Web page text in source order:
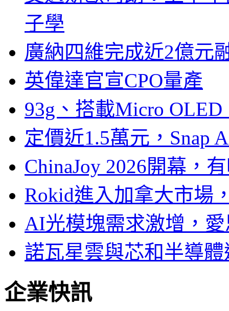
子學
廣納四維完成近2億元
英偉達官宣CPO量產
93g、搭載Micro
定價近1.5萬元，Snap
ChinaJoy 2026開幕，
Rokid進入加拿大市場
AI光模塊需求激增，
諾瓦星雲與芯和半導
企業快訊